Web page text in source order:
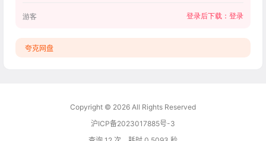
游客 登录后下载： 登录
夸克网盘
Copyright © 2026 All Rights Reserved
沪ICP备2023017885号-3